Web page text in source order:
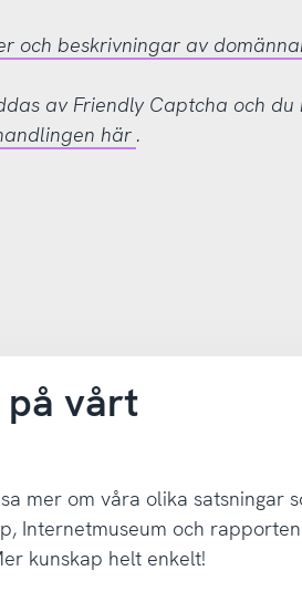
och beskrivningar av
av Friendly Captcha och du
här .
på vårt
mer om våra olika satsningar
Internetmuseum och rapporten
kunskap helt enkelt!